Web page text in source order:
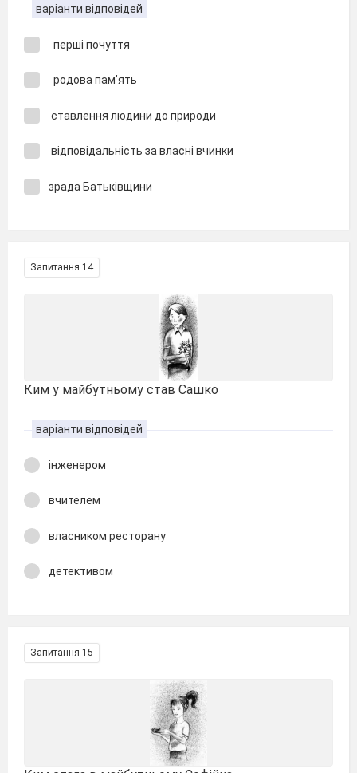
варіанти відповідей
перші почуття
родова пам’ять
ставлення людини до природи
відповідальність за власні вчинки
зрада Батьківщини
Запитання 14
Ким у майбутньому став Сашко
варіанти відповідей
інженером
вчителем
власником ресторану
детективом
Запитання 15